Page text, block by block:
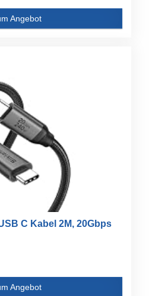
Angebot
C Kabel 2M, 20Gbps
Angebot